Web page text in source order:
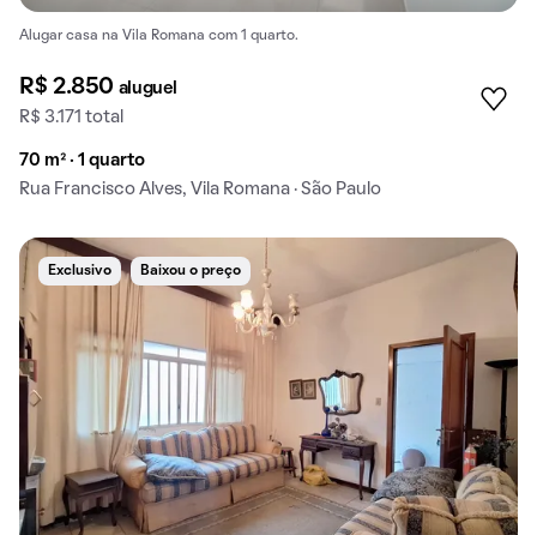
Alugar casa na Vila Romana com 1 quarto.
R$ 2.850 aluguel
R$ 3.171 total
70 m² · 1 quarto
Rua Francisco Alves, Vila Romana · São Paulo
Exclusivo Baixou o preço